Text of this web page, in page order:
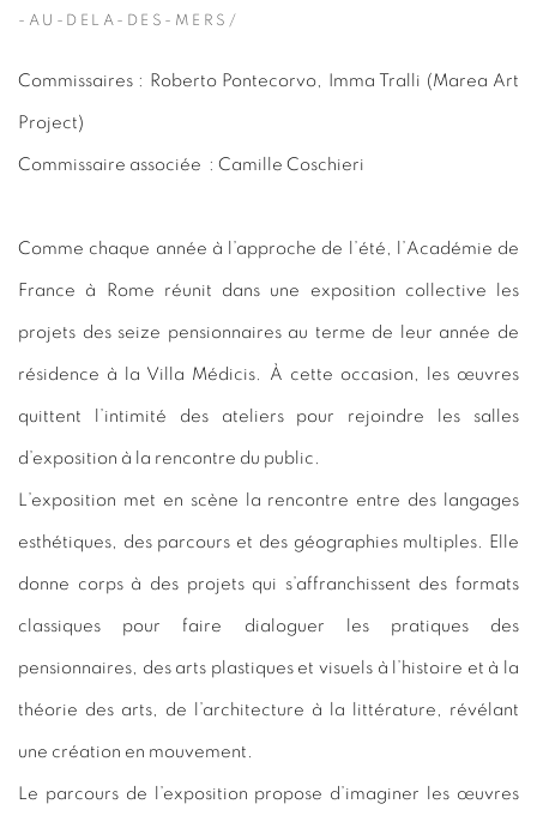
-AU-DELA-DES-MERS/
Commissaires : Roberto Pontecorvo, Imma Tralli (Marea Art
Project)
Commissaire associée : Camille Coschieri
Comme chaque année à l’approche de l’été, l’Académie de
France à Rome réunit dans une exposition collective les
projets des seize pensionnaires au terme de leur année de
résidence à la Villa Médicis. À cette occasion, les œuvres
quittent l’intimité des ateliers pour rejoindre les salles
d’exposition à la rencontre du public.
L’exposition met en scène la rencontre entre des langages
esthétiques, des parcours et des géographies multiples. Elle
donne corps à des projets qui s’affranchissent des formats
classiques pour faire dialoguer les pratiques des
pensionnaires, des arts plastiques et visuels à l’histoire et à la
théorie des arts, de l’architecture à la littérature, révélant
une création en mouvement.
Le parcours de l’exposition propose d’imaginer les œuvres